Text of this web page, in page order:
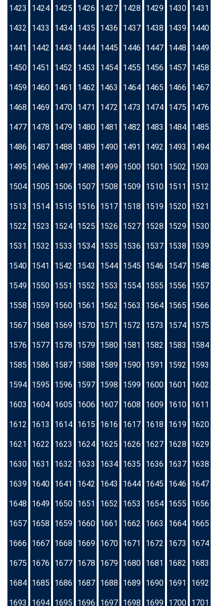
1423 1424 1425 1426 1427 1428 1429 1430 1431
1432 1433 1434 1435 1436 1437 1438 1439 1440
1441 1442 1443 1444 1445 1446 1447 1448 1449
1450 1451 1452 1453 1454 1455 1456 1457 1458
1459 1460 1461 1462 1463 1464 1465 1466 1467
1468 1469 1470 1471 1472 1473 1474 1475 1476
1477 1478 1479 1480 1481 1482 1483 1484 1485
1486 1487 1488 1489 1490 1491 1492 1493 1494
1495 1496 1497 1498 1499 1500 1501 1502 1503
1504 1505 1506 1507 1508 1509 1510 1511 1512
1513 1514 1515 1516 1517 1518 1519 1520 1521
1522 1523 1524 1525 1526 1527 1528 1529 1530
1531 1532 1533 1534 1535 1536 1537 1538 1539
1540 1541 1542 1543 1544 1545 1546 1547 1548
1549 1550 1551 1552 1553 1554 1555 1556 1557
1558 1559 1560 1561 1562 1563 1564 1565 1566
1567 1568 1569 1570 1571 1572 1573 1574 1575
1576 1577 1578 1579 1580 1581 1582 1583 1584
1585 1586 1587 1588 1589 1590 1591 1592 1593
1594 1595 1596 1597 1598 1599 1600 1601 1602
1603 1604 1605 1606 1607 1608 1609 1610 1611
1612 1613 1614 1615 1616 1617 1618 1619 1620
1621 1622 1623 1624 1625 1626 1627 1628 1629
1630 1631 1632 1633 1634 1635 1636 1637 1638
1639 1640 1641 1642 1643 1644 1645 1646 1647
1648 1649 1650 1651 1652 1653 1654 1655 1656
1657 1658 1659 1660 1661 1662 1663 1664 1665
1666 1667 1668 1669 1670 1671 1672 1673 1674
1675 1676 1677 1678 1679 1680 1681 1682 1683
1684 1685 1686 1687 1688 1689 1690 1691 1692
1693 1694 1695 1696 1697 1698 1699 1700 1701